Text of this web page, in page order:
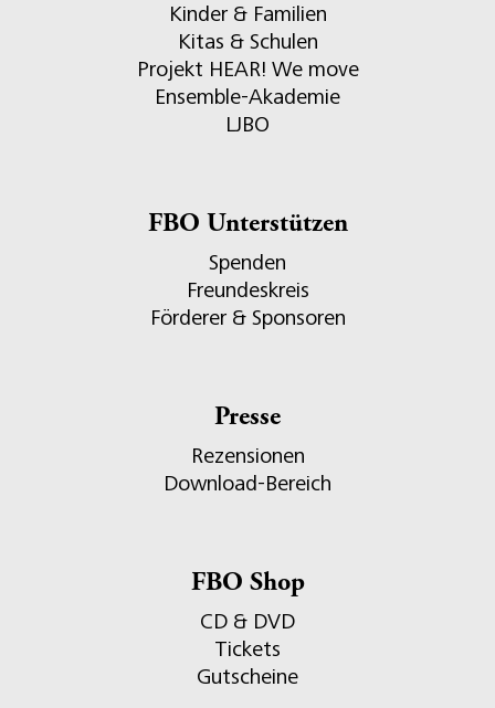
Kinder & Familien
Kitas & Schulen
Projekt HEAR! We move
Ensemble-Akademie
LJBO
FBO Unterstützen
Spenden
Freundeskreis
Förderer & Sponsoren
Presse
Rezensionen
Download-Bereich
FBO Shop
CD & DVD
Tickets
Gutscheine